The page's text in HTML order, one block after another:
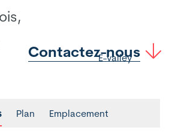
E-valley
Contactez-nous
Plan Emplacement